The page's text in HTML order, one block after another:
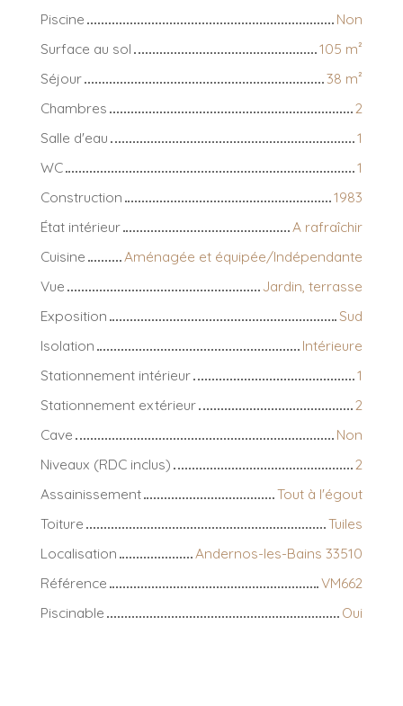
Piscine
Non
Surface au sol
105 m²
Séjour
38 m²
Chambres
2
Salle d'eau
1
WC
1
Construction
1983
État intérieur
A rafraîchir
Cuisine
Aménagée et équipée/Indépendante
Vue
Jardin, terrasse
Exposition
Sud
Isolation
Intérieure
Stationnement intérieur
1
Stationnement extérieur
2
Cave
Non
Niveaux (RDC inclus)
2
Assainissement
Tout à l'égout
Toiture
Tuiles
Localisation
Andernos-les-Bains 33510
Référence
VM662
Piscinable
Oui